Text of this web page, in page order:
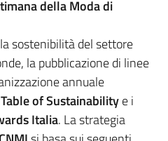
della Moda di
sostenibilità del settore
la pubblicazione di linee
annuale
of Sustainabilitye i
Italia. La strategia